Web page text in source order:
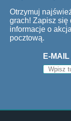
Otrzymuj
grach! Zapisz się
informacje o
pocztową.
E-MAIL